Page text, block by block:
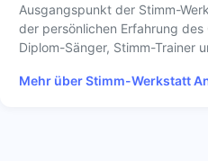
Ausgangspunkt der Stimm-
der persönlichen Erfahrung des
Diplom-Sänger, Stimm-Trainer
Mehr über Stimm-Werkstatt